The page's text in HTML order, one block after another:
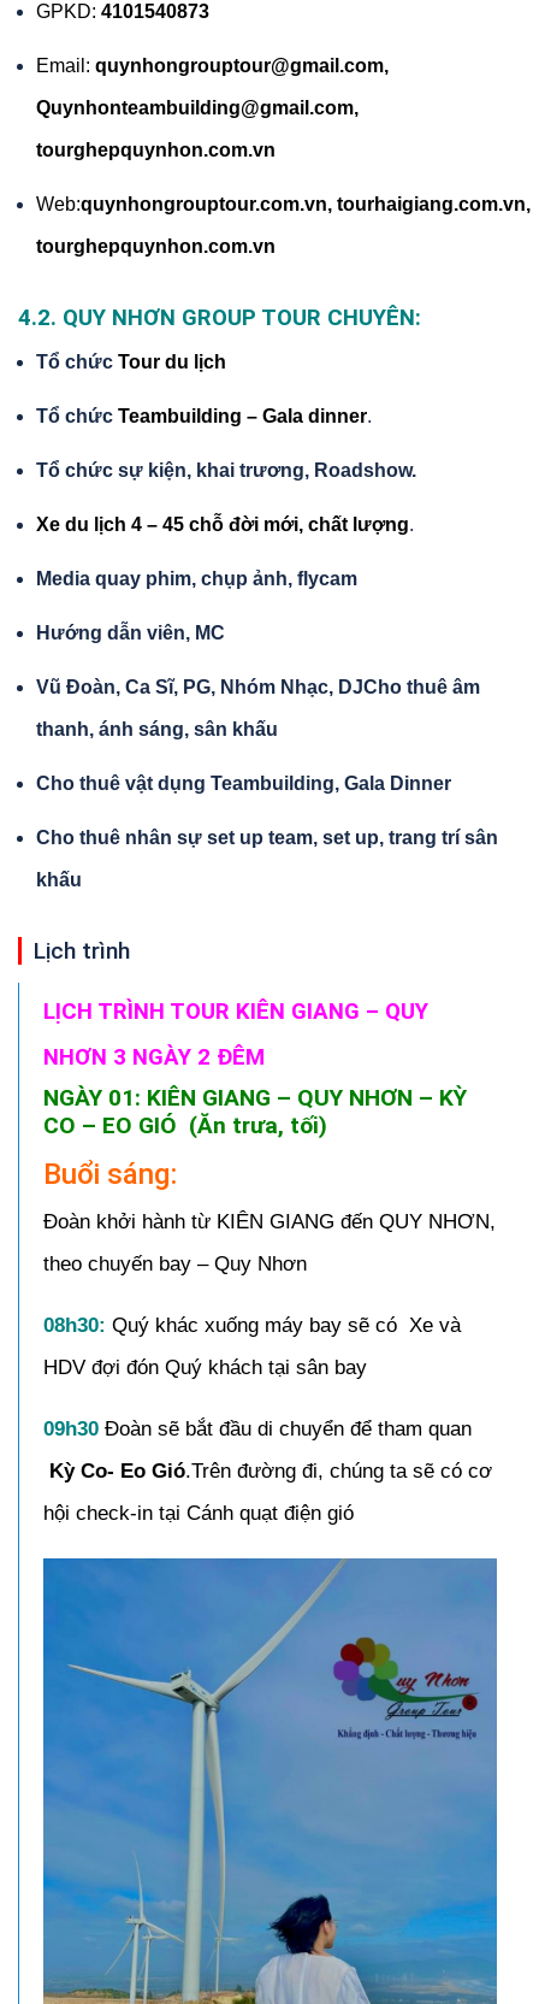
GPKD: 4101540873
Email: quynhongrouptour@gmail.com,
Quynhonteambuilding@gmail.com,
tourghepquynhon.com.vn
Web:quynhongrouptour.com.vn, tourhaigiang.com.vn,
tourghepquynhon.com.vn
4.2. QUY NHƠN GROUP TOUR CHUYÊN:
Tổ chức Tour du lịch
Tổ chức Teambuilding – Gala dinner.
Tổ chức sự kiện, khai trương, Roadshow.
Xe du lịch 4 – 45 chỗ đời mới, chất lượng.
Media quay phim, chụp ảnh, flycam
Hướng dẫn viên, MC
Vũ Đoàn, Ca Sĩ, PG, Nhóm Nhạc, DJCho thuê âm
thanh, ánh sáng, sân khấu
Cho thuê vật dụng Teambuilding, Gala Dinner
Cho thuê nhân sự set up team, set up, trang trí sân
khấu
Lịch trình
LỊCH TRÌNH TOUR KIÊN GIANG – QUY
NHƠN 3 NGÀY 2 ĐÊM
NGÀY 01: KIÊN GIANG – QUY NHƠN – KỲ
CO – EO GIÓ (Ăn trưa, tối)
Buổi sáng:
Đoàn khởi hành từ KIÊN GIANG đến QUY NHƠN,
theo chuyến bay – Quy Nhơn
08h30: Quý khác xuống máy bay sẽ có Xe và
HDV đợi đón Quý khách tại sân bay
09h30 Đoàn sẽ bắt đầu di chuyển để tham quan
Kỳ Co- Eo Gió.Trên đường đi, chúng ta sẽ có cơ
hội check-in tại Cánh quạt điện gió